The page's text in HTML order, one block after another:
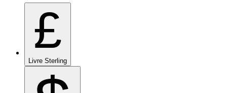
£
Livre Sterling